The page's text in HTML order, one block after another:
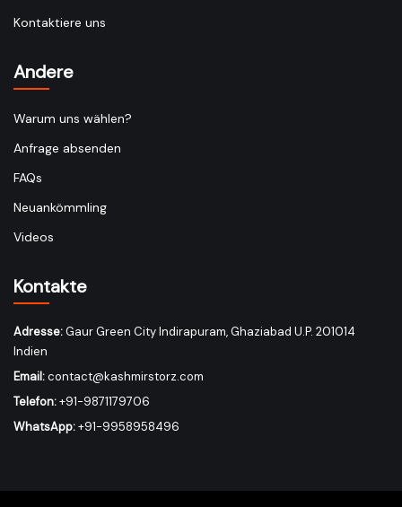
Kontaktiere uns
Andere
Warum uns wählen?
Anfrage absenden
FAQs
Neuankömmling
Videos
Kontakte
Adresse:Gaur Green City Indirapuram, Ghaziabad U.P. 201014
Indien
Email:contact@kashmirstorz.com
Telefon:+91-9871179706
WhatsApp:+91-9958958496